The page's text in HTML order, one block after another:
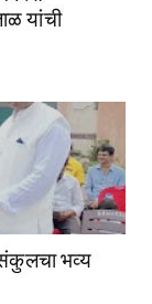
यांची
भव्य